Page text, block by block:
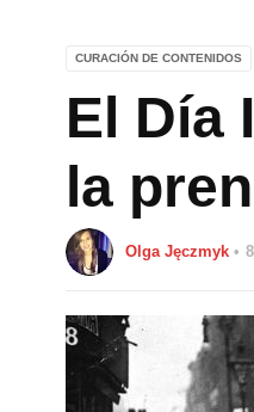
CURACIÓN DE CONTENIDOS
El Día
la
Olga Jęczmyk